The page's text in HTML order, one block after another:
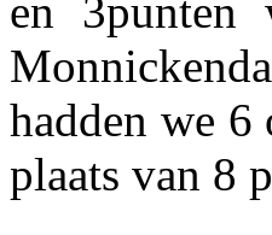
en 3punten
hadden we 6
plaats van 8